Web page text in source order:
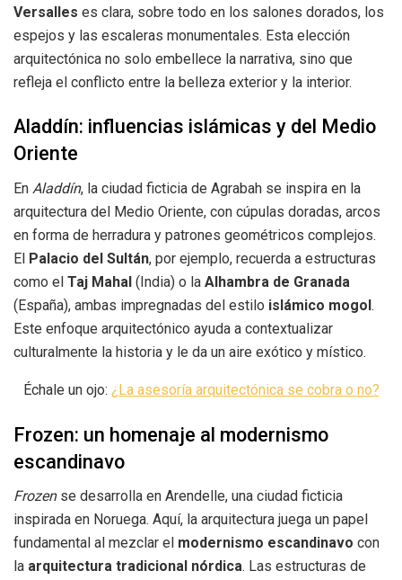
Versalles es clara, sobre todo en los salones dorados, los
espejos y las escaleras monumentales. Esta elección
arquitectónica no solo embellece la narrativa, sino que
refleja el conflicto entre la belleza exterior y la interior.
Aladdín: influencias islámicas y del Medio
Oriente
En Aladdín, la ciudad ficticia de Agrabah se inspira en la
arquitectura del Medio Oriente, con cúpulas doradas, arcos
en forma de herradura y patrones geométricos complejos.
El Palacio del Sultán, por ejemplo, recuerda a estructuras
como el Taj Mahal (India) o la Alhambra de Granada
(España), ambas impregnadas del estilo islámico mogol.
Este enfoque arquitectónico ayuda a contextualizar
culturalmente la historia y le da un aire exótico y místico.
Échale un ojo: ¿La asesoría arquitectónica se cobra o no?
Frozen: un homenaje al modernismo
escandinavo
Frozense desarrolla en Arendelle, una ciudad ficticia
inspirada en Noruega. Aquí, la arquitectura juega un papel
fundamental al mezclar el modernismo escandinavo con
la arquitectura tradicional nórdica. Las estructuras de